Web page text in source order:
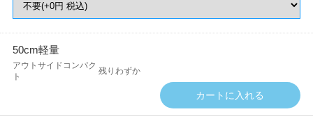
50cm軽量
アウトサイドコンパク
ト
残りわずか